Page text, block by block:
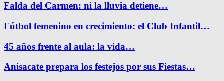
Falda del Carmen: ni la lluvia detiene…
Fútbol femenino en crecimiento: el Club Infantil…
45 años frente al aula: la vida…
Anisacate prepara los festejos por sus Fiestas…